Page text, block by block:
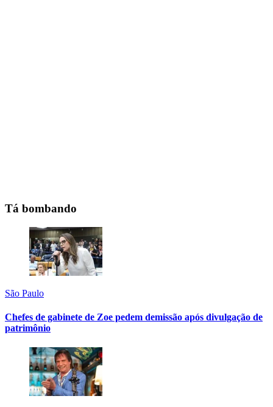
Tá bombando
São Paulo
Chefes de gabinete de Zoe pedem demissão após divulgação de
patrimônio